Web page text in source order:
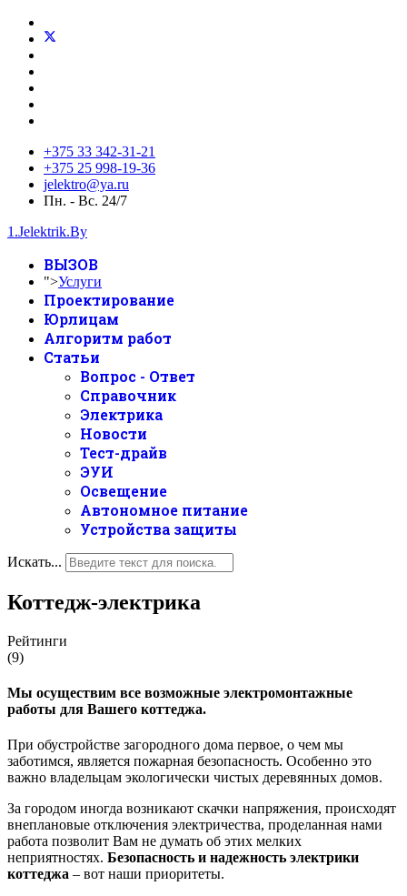
+375 33 342-31-21
+375 25 998-19-36
jelektro@ya.ru
Пн. - Вс. 24/7
1.Jelektrik.By
ВЫЗОВ
">Услуги
Проектирование
Юрлицам
Алгоритм работ
Статьи
Вопрос - Ответ
Справочник
Электрика
Новости
Тест-драйв
ЭУИ
Освещение
Автономное питание
Устройства защиты
Искать...
Коттедж-электрика
Рейтинги
(9)
Мы осуществим все возможные электромонтажные
работы для Вашего коттеджа.
При обустройстве загородного дома первое, о чем мы
заботимся, является пожарная безопасность. Особенно это
важно владельцам экологически чистых деревянных домов.
За городом иногда возникают скачки напряжения, происходят
внеплановые отключения электричества, проделанная нами
работа позволит Вам не думать об этих мелких
неприятностях. Безопасность и надежность электрики
коттеджа – вот наши приоритеты.